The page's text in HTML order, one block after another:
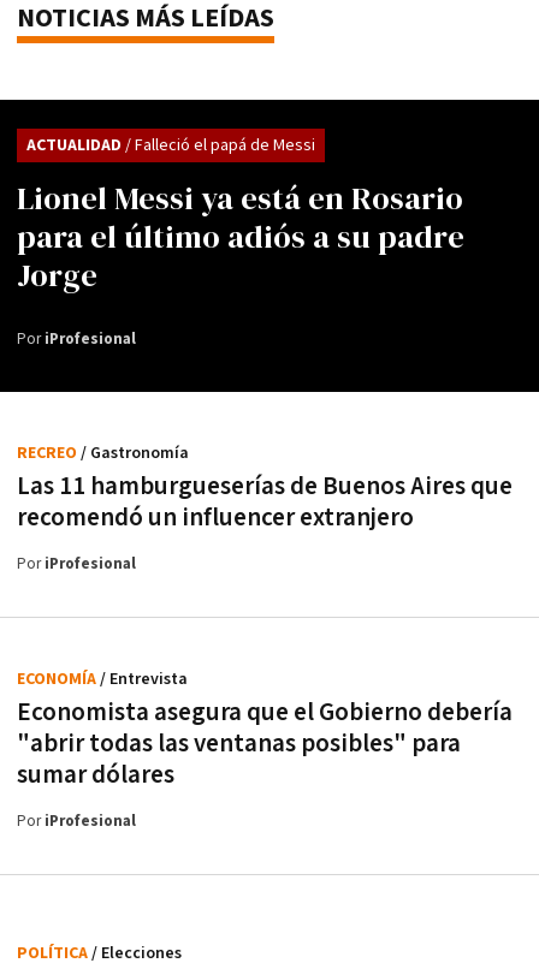
NOTICIAS MÁS LEÍDAS
Lionel Messi ya está en Rosario
para el último adiós a su padre
Jorge
ACTUALIDAD / Falleció el papá de Messi
PoriProfesional
Las 11 hamburgueserías de Buenos Aires que
recomendó un influencer extranjero
RECREO / Gastronomía
PoriProfesional
Economista asegura que el Gobierno debería
"abrir todas las ventanas posibles" para
sumar dólares
ECONOMÍA/ Entrevista
PoriProfesional
POLÍTICA/ Elecciones